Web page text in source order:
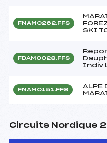
FNAM0262.FFS
SKI
FDAM0028.FFS
Indiv
FNAM0151.FFS
ALPE
Circuits Nordique